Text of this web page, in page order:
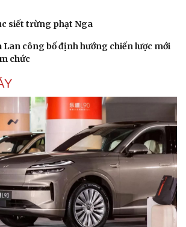
siết trừng phạt Nga
công bố định hướng chiến lược mới
chức